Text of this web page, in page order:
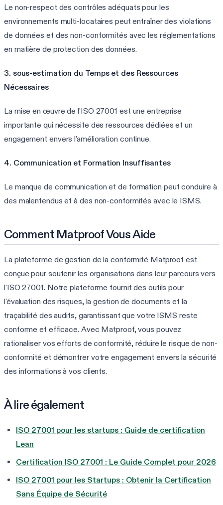
Le non-respect des contrôles adéquats pour les
environnements multi-locataires peut entraîner des violations
de données et des non-conformités avec les réglementations
en matière de protection des données.
3. sous-estimation du Temps et des Ressources
Nécessaires
La mise en œuvre de l'ISO 27001 est une entreprise
importante qui nécessite des ressources dédiées et un
engagement envers l'amélioration continue.
4. Communication et Formation Insuffisantes
Le manque de communication et de formation peut conduire à
des malentendus et à des non-conformités avec le ISMS.
Comment Matproof Vous Aide
La plateforme de gestion de la conformité Matproof est
conçue pour soutenir les organisations dans leur parcours vers
l'ISO 27001. Notre plateforme fournit des outils pour
l'évaluation des risques, la gestion de documents et la
traçabilité des audits, garantissant que votre ISMS reste
conforme et efficace. Avec Matproof, vous pouvez
rationaliser vos efforts de conformité, réduire le risque de non-
conformité et démontrer votre engagement envers la sécurité
des informations à vos clients.
À lire également
ISO 27001 pour les startups : Guide de certification
Lean
Certification ISO 27001 : Le Guide Complet pour 2026
ISO 27001 pour les Startups : Obtenir la Certification
Sans Équipe de Sécurité